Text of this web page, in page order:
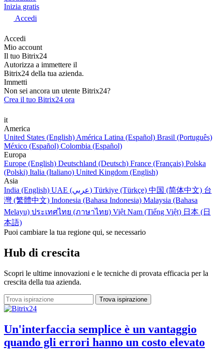
Inizia gratis
Accedi
Accedi
Mio account
Il tuo Bitrix24
Autorizza a immettere il
Bitrix24 della tua azienda.
Immetti
Non sei ancora un utente Bitrix24?
Crea il tuo Bitrix24 ora
it
America
United States (English) América Latina (Español) Brasil (Português)
México (Español) Colombia (Español)
Europa
Europe (English) Deutschland (Deutsch) France (Français) Polska
(Polski) Italia (Italiano) United Kingdom (English)
Asia
India (English)
UAE (عربي) Türkiye (Türkçe) 中国 (简体中文) 台
灣 (繁體中文) Indonesia (Bahasa Indonesia) Malaysia (Bahasa
Melayu) ประเทศไทย (ภาษาไทย) Việt Nam (Tiếng Việt) 日本 (日
本語)
Puoi cambiare la tua regione qui, se necessario
Hub di crescita
Scopri le ultime innovazioni e le tecniche di provata efficacia per la
crescita della tua azienda.
Un'interfaccia semplice è un vantaggio
quando gli errori hanno un costo elevato